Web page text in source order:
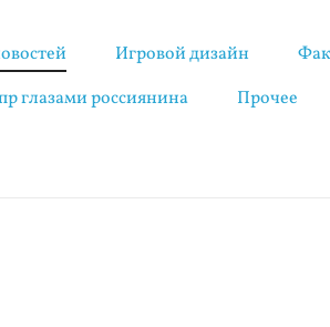
Игровой дизайн
глазами россиянина
Прочее